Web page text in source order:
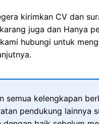
kirimkan CV dan
juga dan Hanya
hubungi untuk
semua kelengkapan
pendukung lainnya